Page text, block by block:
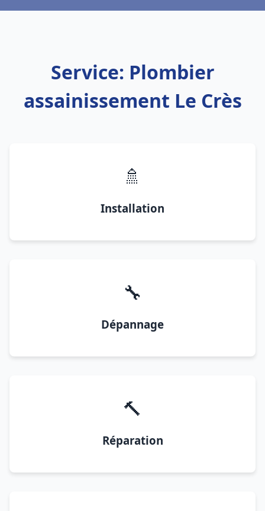
Service: Plombier
assainissement Le Crès
🚿
Installation
🔧
Dépannage
🔨
Réparation